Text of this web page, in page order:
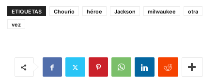
ETIQUETAS Chourio héroe Jackson milwaukee
otra
vez